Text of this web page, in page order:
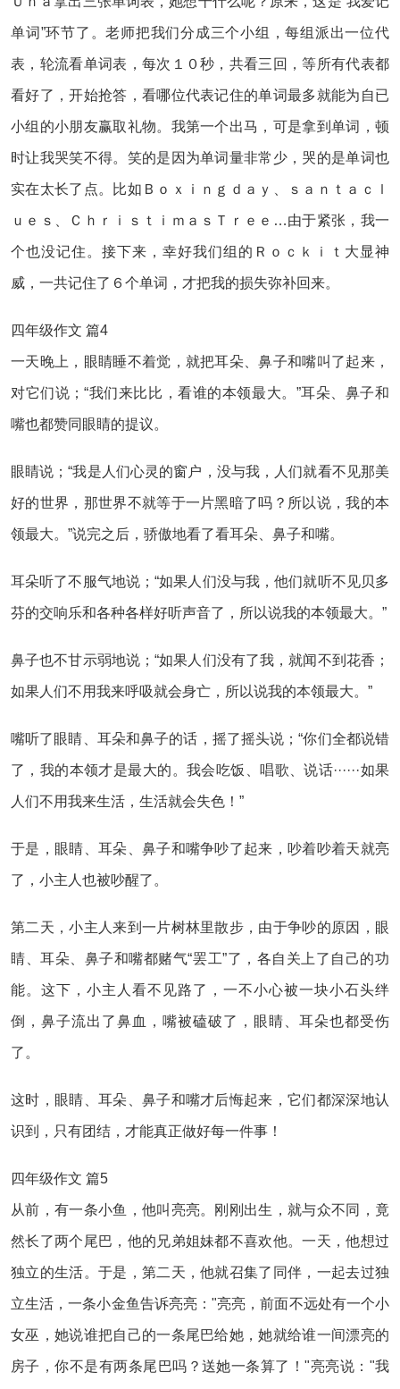
单词”环节了。老师把我们分成三个小组，每组派出一位代
表，轮流看单词表，每次１０秒，共看三回，等所有代表都
看好了，开始抢答，看哪位代表记住的单词最多就能为自已
小组的小朋友赢取礼物。我第一个出马，可是拿到单词，顿
时让我哭笑不得。笑的是因为单词量非常少，哭的是单词也
实在太长了点。比如Ｂｏｘｉｎｇｄａｙ、ｓａｎｔａｃｌ
ｕｅｓ、ＣｈｒｉｓｔｉｍａｓＴｒｅｅ…由于紧张，我一
个也没记住。接下来，幸好我们组的Ｒｏｃｋｉｔ大显神
威，一共记住了６个单词，才把我的损失弥补回来。
四年级作文 篇4
一天晚上，眼睛睡不着觉，就把耳朵、鼻子和嘴叫了起来，
对它们说；“我们来比比，看谁的本领最大。”耳朵、鼻子和
嘴也都赞同眼睛的提议。
眼睛说；“我是人们心灵的窗户，没与我，人们就看不见那美
好的世界，那世界不就等于一片黑暗了吗？所以说，我的本
领最大。”说完之后，骄傲地看了看耳朵、鼻子和嘴。
耳朵听了不服气地说；“如果人们没与我，他们就听不见贝多
芬的交响乐和各种各样好听声音了，所以说我的本领最大。”
鼻子也不甘示弱地说；“如果人们没有了我，就闻不到花香；
如果人们不用我来呼吸就会身亡，所以说我的本领最大。”
嘴听了眼睛、耳朵和鼻子的话，摇了摇头说；“你们全都说错
了，我的本领才是最大的。我会吃饭、唱歌、说话······如果
人们不用我来生活，生活就会失色！”
于是，眼睛、耳朵、鼻子和嘴争吵了起来，吵着吵着天就亮
了，小主人也被吵醒了。
第二天，小主人来到一片树林里散步，由于争吵的原因，眼
睛、耳朵、鼻子和嘴都赌气“罢工”了，各自关上了自己的功
能。这下，小主人看不见路了，一不小心被一块小石头绊
倒，鼻子流出了鼻血，嘴被磕破了，眼睛、耳朵也都受伤
了。
这时，眼睛、耳朵、鼻子和嘴才后悔起来，它们都深深地认
识到，只有团结，才能真正做好每一件事！
四年级作文 篇5
从前，有一条小鱼，他叫亮亮。刚刚出生，就与众不同，竟
然长了两个尾巴，他的兄弟姐妹都不喜欢他。一天，他想过
独立的生活。于是，第二天，他就召集了同伴，一起去过独
立生活，一条小金鱼告诉亮亮："亮亮，前面不远处有一个小
女巫，她说谁把自己的一条尾巴给她，她就给谁一间漂亮的
房子，你不是有两条尾巴吗？送她一条算了！"亮亮说："我